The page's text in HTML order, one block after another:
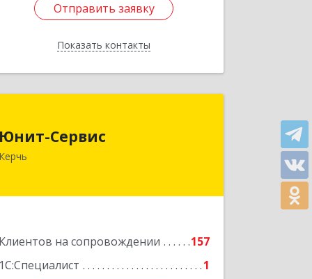
Отправить заявку
Показать контакты
Отправить заявку
Назад
Юнит-Сервис
Керчь
Клиентов на сопровождении
157
1С:Специалист
1
298300, Крым Респ, Керчь г,
Подробнее